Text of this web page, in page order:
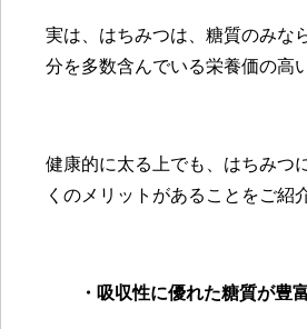
実は、はちみつは、糖質のみな
分を多数含んでいる栄養価の高
健康的に太る上でも、はちみつ
くのメリットがあることをご紹
・吸収性に優れた糖質が豊